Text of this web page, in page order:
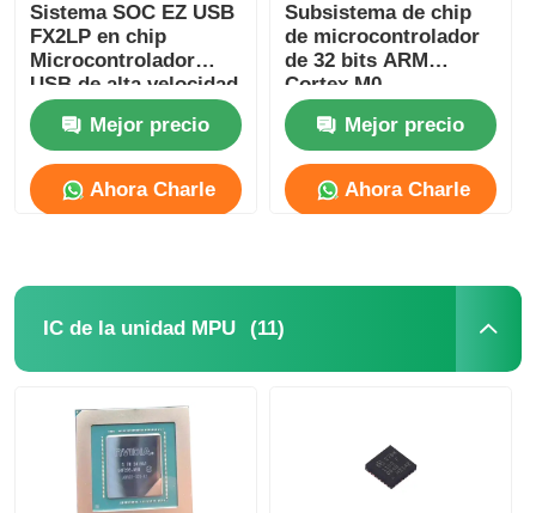
Sistema SOC EZ USB
FX2LP en chip
Microcontrolador
USB de alta velocidad
CY7C68013A-56LTXC
Mejor precio
Ahora Charle
Subsistema de chip
de microcontrolador
de 32 bits ARM
Cortex M0
CY8C4125LQI-483
Mejor precio
Ahora Charle
IC de la unidad MPU (11)